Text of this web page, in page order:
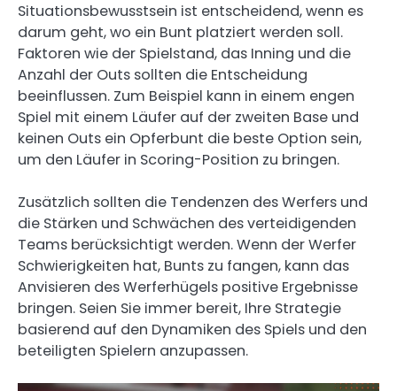
Situationsbewusstsein ist entscheidend, wenn es
darum geht, wo ein Bunt platziert werden soll.
Faktoren wie der Spielstand, das Inning und die
Anzahl der Outs sollten die Entscheidung
beeinflussen. Zum Beispiel kann in einem engen
Spiel mit einem Läufer auf der zweiten Base und
keinen Outs ein Opferbunt die beste Option sein,
um den Läufer in Scoring-Position zu bringen.
Zusätzlich sollten die Tendenzen des Werfers und
die Stärken und Schwächen des verteidigenden
Teams berücksichtigt werden. Wenn der Werfer
Schwierigkeiten hat, Bunts zu fangen, kann das
Anvisieren des Werferhügels positive Ergebnisse
bringen. Seien Sie immer bereit, Ihre Strategie
basierend auf den Dynamiken des Spiels und den
beteiligten Spielern anzupassen.